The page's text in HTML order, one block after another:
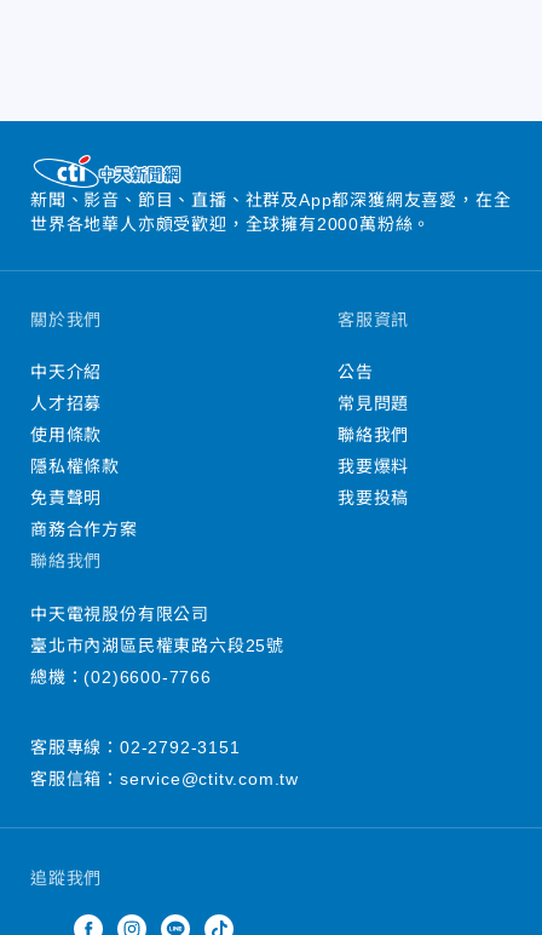
新聞、影音、節目、直播、社群及App都深獲網友喜愛，在全
世界各地華人亦頗受歡迎，全球擁有2000萬粉絲。
追蹤我們
關於我們
中天介紹
人才招募
使用條款
隱私權條款
免責聲明
商務合作方案
客服資訊
公告
常見問題
聯絡我們
我要爆料
我要投稿
聯絡我們
中天電視股份有限公司
臺北市內湖區民權東路六段25號
總機：(02)6600-7766
客服專線： 02-2792-3151
客服信箱： service@ctitv.com.tw